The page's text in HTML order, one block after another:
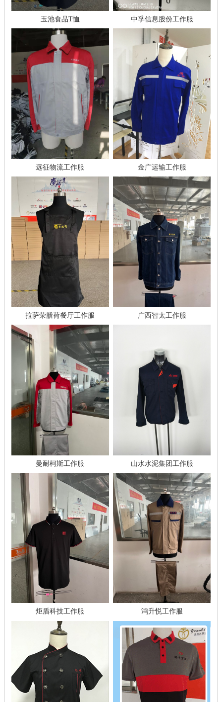
玉池食品T恤 中孚信息股份工作服
远征物流工作服 金广运输工作服
拉萨荣膳荷餐厅工作服 广西智太工作服
曼耐柯斯工作服 山水水泥集团工作服
炬盾科技工作服 鸿升悦工作服